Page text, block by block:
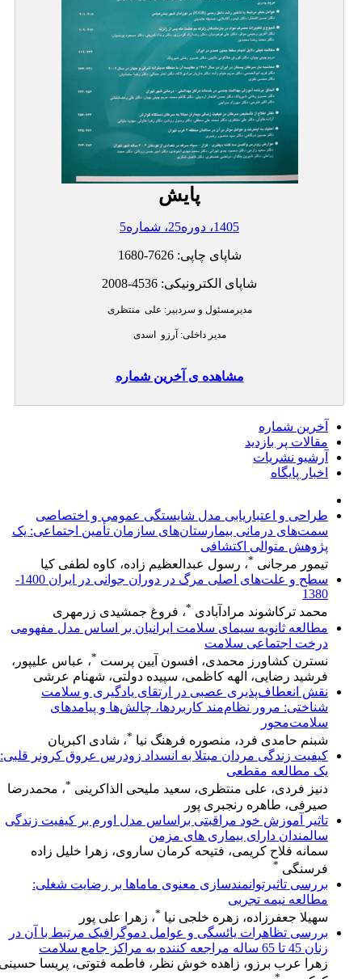
پایش
1405، دوره25، شماره5
شاپای چاپی:1680-7626
شاپای الکترونیکی:2008-4536
مدیرمسئول و سردبیر: علی منتظری
مدیر داخلی: آرزو اسدی
مشاهده ی آخرین شماره
آخرین شماره
مقالات پر بازدید
آرشیو نشریات
اخبار پایگاه
طراحی و اعتباریابی مدل شایستگی عمومی و اختصاصی
سمت‌های درمانی بیمارستان‌های سازمان تأمین اجتماعی: یک
پژوهش متوالی اکتشافی
تیمور مرجانی
، رسول عبدالعظیم زاده، کاوه لطفی کیا
سطح و علت‌های اصلی مرگ در دوران جوانی در ایران 1400-
1380
محمد ترکاشوند مرادآبادی
، فروغ جمشیدی زرمهری
مطالعه ثانویه سیمای سلامت ایرانیان بر اساس مدل مفهومی
درخت اجتماعی سلامت
نسترن کشاورز محمدی، افسون آیین پرست ، عباس علیپور،
فرشید رضایی، الهه کاظمی، سپیده دولتی، شهنام عرشی
نقش انعطاف‌پذیری عصبی در ارتقای یادگیری و سلامت
شناختی: مرور نظام‌مند کاربردها، چالش‌ها و پیامدهای
سلامت‌محور
شبنم حامدی فرد، منصوره فرهنگ نیا* ، شادی اکبریان
کیفیت زندگی مردان مبتلا به انسداد زودرس عروق کرونر قلبی:
یک مطالعه مقطعی
دنیز فردی، علی منتظری، سعید ملیحی الذاکرینی
، محمدرضا
صیرفی، طاهره رنجبری پور
تاثیر آموزش خود مراقبتی براساس مدل اورم بر کیفیت زندگی
سالمندان دارای بیماری های مزمن
سمانه فلاح کریمی، فتیحه کرمان ساروی، زهرا خلیل زاده
فرسنگی
بررسی تاثیرتوانمندسازی معنوی ماماها بر رضایت شغلی:
مطالعه نیمه تجربی
سهیلا جعفرزاده، زهره خلجی نیا* ، زهرا علی پور
بررسی تظاهرات یائسگی و عوامل دموگرافیک مرتبط با آن در
زنان 45 تا 65 ساله مراجعه کننده به مراکز جامع سلامت
زهرا عرب برزو، زاهده خوش نظر، فاطمه فتوتی، پریسا حسینی